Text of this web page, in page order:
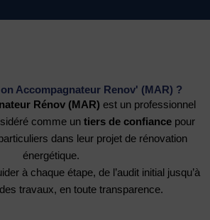
Accompagnateur Renov' (MAR) ?
Rénov (MAR) est un professionnel
comme un tiers de confiancepour
dans leur projet de rénovation
énergétique.
à chaque étape, de l’audit initial jusqu’à
travaux, en toute transparence.